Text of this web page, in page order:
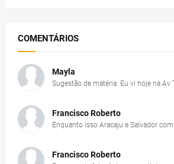
COMENTÁRIOS
Mayla
Sugestão de matéria: Eu vi hoje na Av
Francisco Roberto
Enquanto isso Aracaju e Salvador
Francisco Roberto